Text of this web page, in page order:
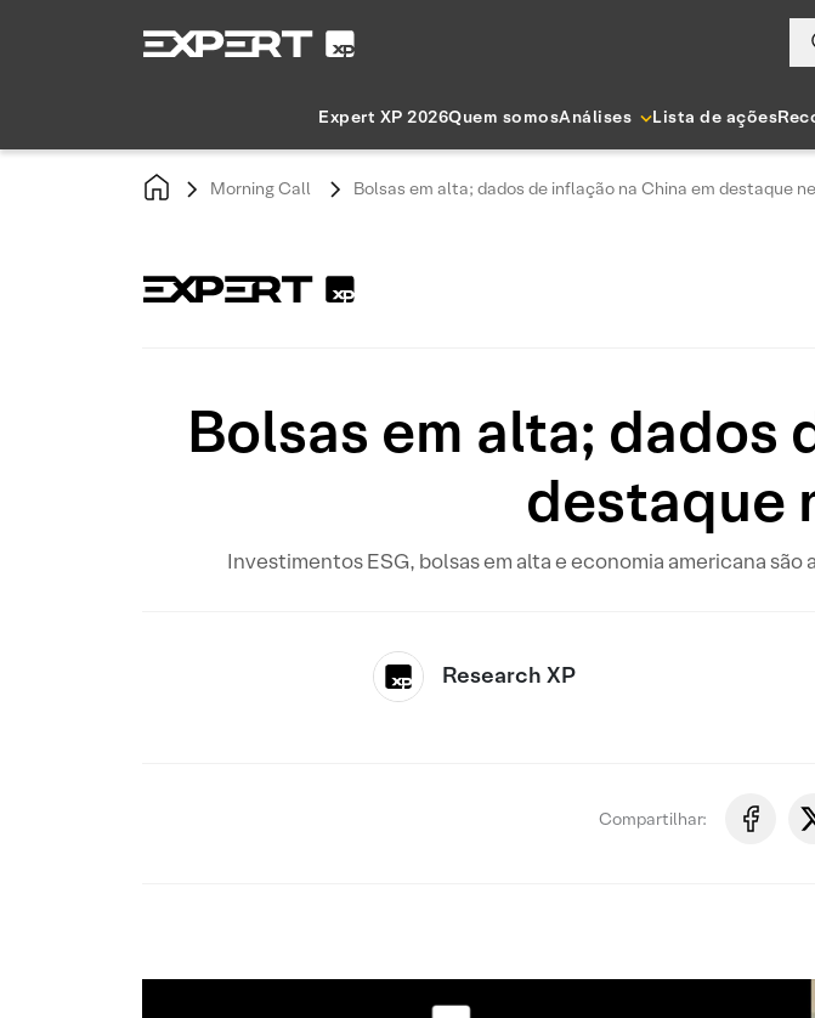
Expert XP 2026Quem somosAnálises Lista de ações
Morning Call Bolsas em alta; dados de inflação na China em destaque
Bolsas em alta; dados
destaque
Investimentos ESG, bolsas em alta e economia americana
Research XP
Compartilhar: